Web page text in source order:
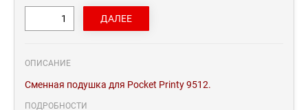
ОПИСАНИЕ
Сменная подушка для Pocket Printy 9512.
ПОДРОБНОСТИ